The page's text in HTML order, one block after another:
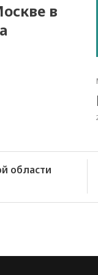
в
области